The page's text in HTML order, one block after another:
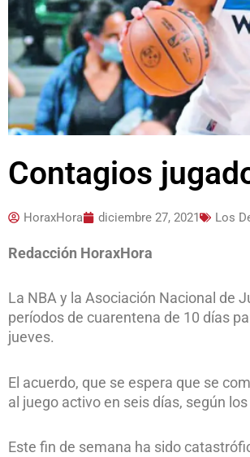
Contagios
HoraxHora diciembre 27, 2021 Los
Redacción HoraxHora
La NBA y la Asociación Nacional de
períodos de cuarentena de 10 días
jueves.
El acuerdo, que se espera que se
al juego activo en seis días, según
Este fin de semana ha sido